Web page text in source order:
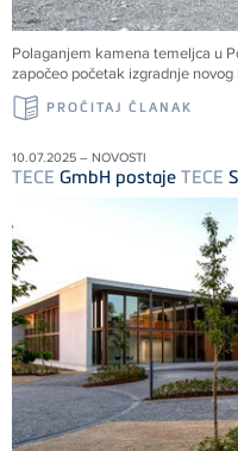
Polaganjem kamena temeljca u
započeo početak izgradnje
PROČITAJ ČLANAK
10.07.2025 – NOVOSTI
TECE GmbH postaje TECE